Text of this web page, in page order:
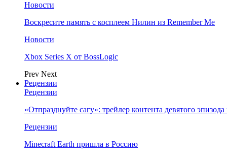
Новости
Воскресите память с косплеем Нилин из Remember Me
Новости
Xbox Series X от BossLogic
Prev Next
Рецензии
Рецензии
«Отпразднуйте сагу»: трейлер контента девятого
Рецензии
Minecraft Earth пришла в Россию